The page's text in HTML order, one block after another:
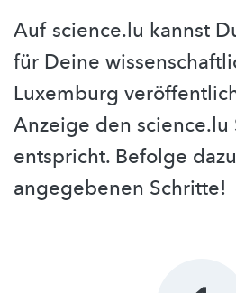
Auf science.lu kannst
für Deine
Luxemburg
Anzeige den science.lu
entspricht. Befolge
angegebenen Schritte!